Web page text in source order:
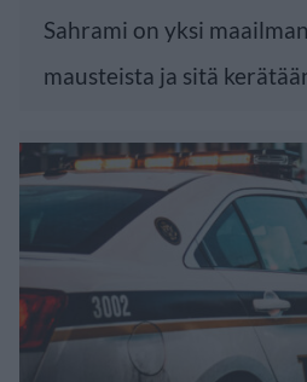
Sahrami on yksi
mausteista ja sitä